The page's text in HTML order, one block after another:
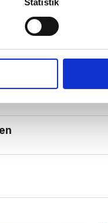
Statistik
KRISTDEMOKRATERNA